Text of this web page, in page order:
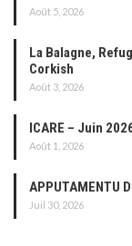
Août 5, 2026
La Balagne,
Corkish
Août 3, 2026
ICARE – Juin
Août 1, 2026
APPUTAMENTU
Juil 30, 2026